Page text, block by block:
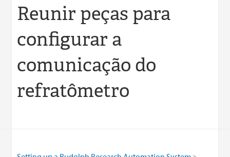
Reunir peças para
configurar a
comunicação do
refratômetro